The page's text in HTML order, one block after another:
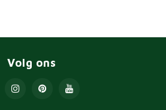
Volg ons